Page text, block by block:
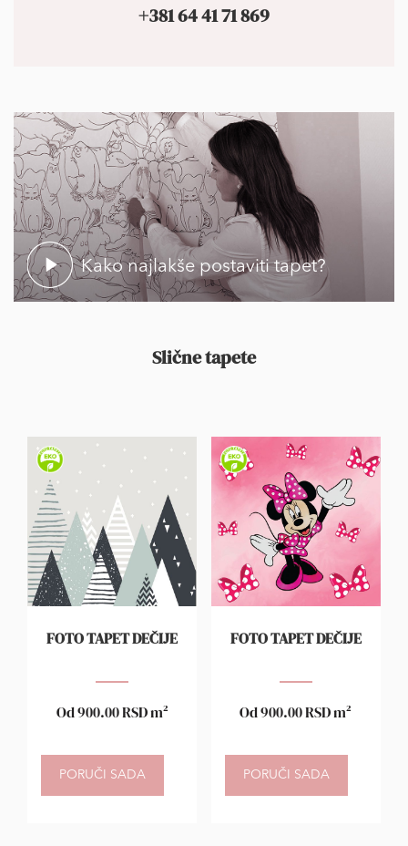
+381 64 41 71 869
Kako najlakše postaviti tapet?
Slične tapete
FOTO TAPET DEČIJE
Od900.00RSDm²
PORUČI SADA
FOTO TAPET DEČIJE
Od900.00RSDm²
PORUČI SADA